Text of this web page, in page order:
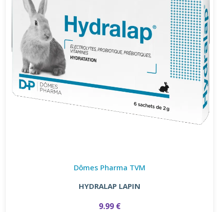
Dômes Pharma TVM
HYDRALAP LAPIN
9.99 €